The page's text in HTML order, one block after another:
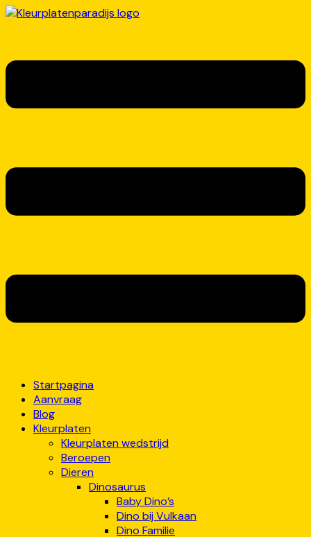
Startpagina
Aanvraag
Blog
Kleurplaten
Kleurplaten wedstrijd
Beroepen
Dieren
Dinosaurus
Baby Dino’s
Dino bij Vulkaan
Dino Familie